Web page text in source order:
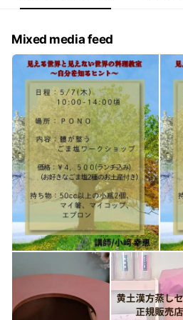
Mixed media feed